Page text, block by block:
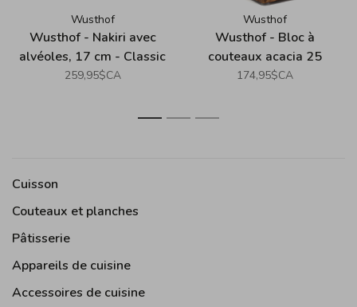
Wusthof
Wusthof - Nakiri avec
alvéoles, 17 cm - Classic
Ikon
259,95$CA
Wusthof
Wusthof - Bloc à
couteaux acacia 25
ouvertures
174,95$CA
1 2 3
Cuisson
Couteaux et planches
Pâtisserie
Appareils de cuisine
Accessoires de cuisine